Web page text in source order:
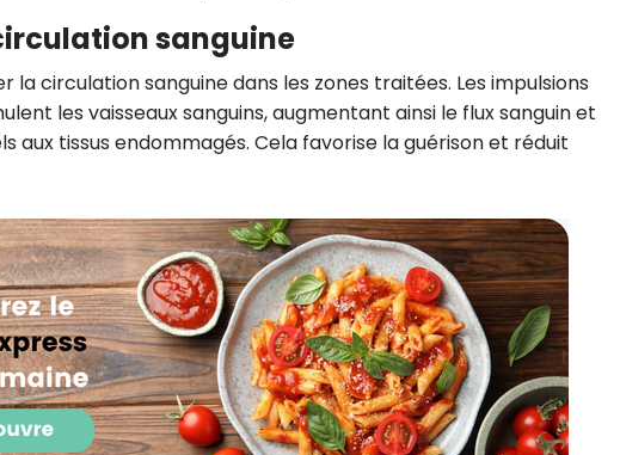
sanguine
circulation sanguine dans les zones traitées. Les impulsions
les vaisseaux sanguins, augmentant ainsi le flux sanguin et
aux tissus endommagés. Cela favorise la guérison et réduit